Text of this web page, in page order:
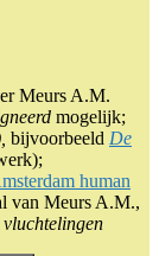
Meurs A.M.
mogelijk;
bijvoorbeeld De
human
van Meurs A.M.,
vluchtelingen